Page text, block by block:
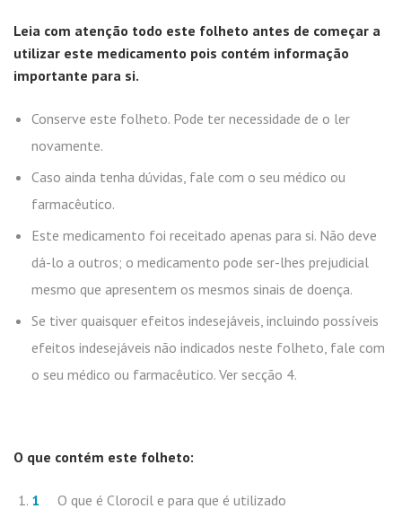
Leia com atenção todo este folheto antes de começar a
utilizar este medicamento pois contém informação
importante para si.
Conserve este folheto. Pode ter necessidade de o ler
novamente.
Caso ainda tenha dúvidas, fale com o seu médico ou
farmacêutico.
Este medicamento foi receitado apenas para si. Não deve
dá-lo a outros; o medicamento pode ser-lhes prejudicial
mesmo que apresentem os mesmos sinais de doença.
Se tiver quaisquer efeitos indesejáveis, incluindo possíveis
efeitos indesejáveis não indicados neste folheto, fale com
o seu médico ou farmacêutico. Ver secção 4.
O que contém este folheto:
O que é Clorocil e para que é utilizado